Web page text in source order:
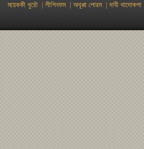
ময়েককী খুরৌ লীশিনফম| অথূপ্পা পোরম|দাবী থাদোকপা